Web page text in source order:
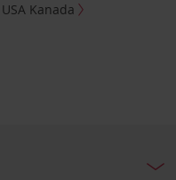
USA Kanada